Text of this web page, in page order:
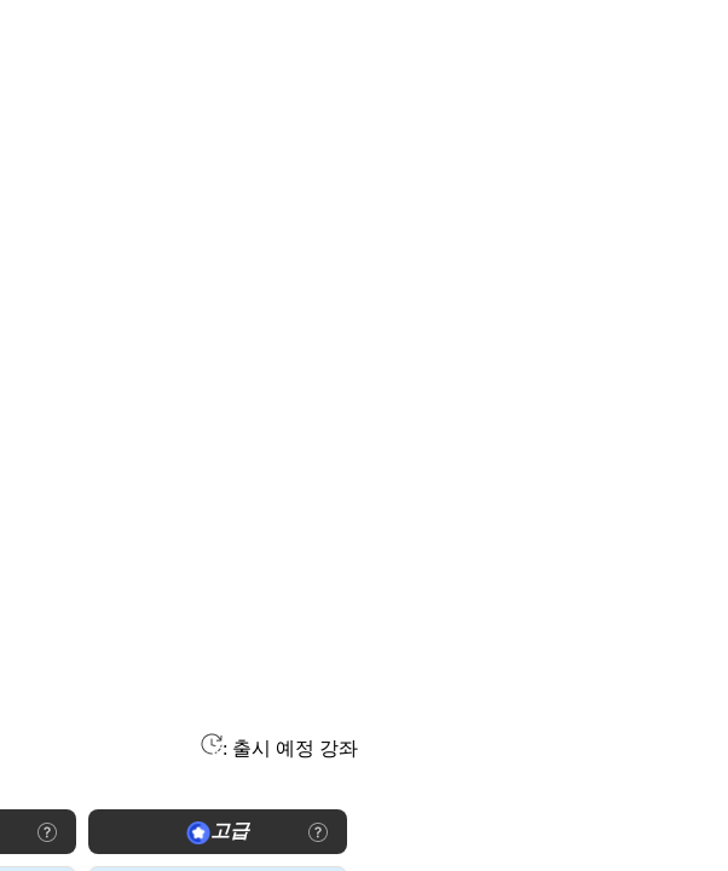
: 출시 예정 강좌
고급